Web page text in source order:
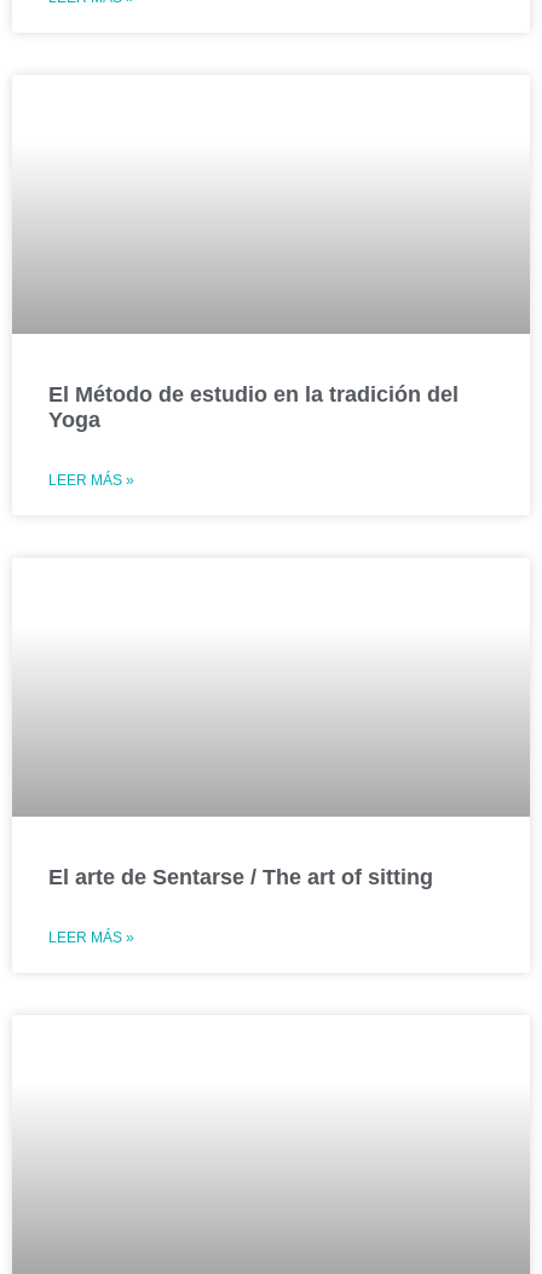
El Método de estudio en la tradición del
Yoga
LEER MÁS »
El arte de Sentarse / The art of sitting
LEER MÁS »